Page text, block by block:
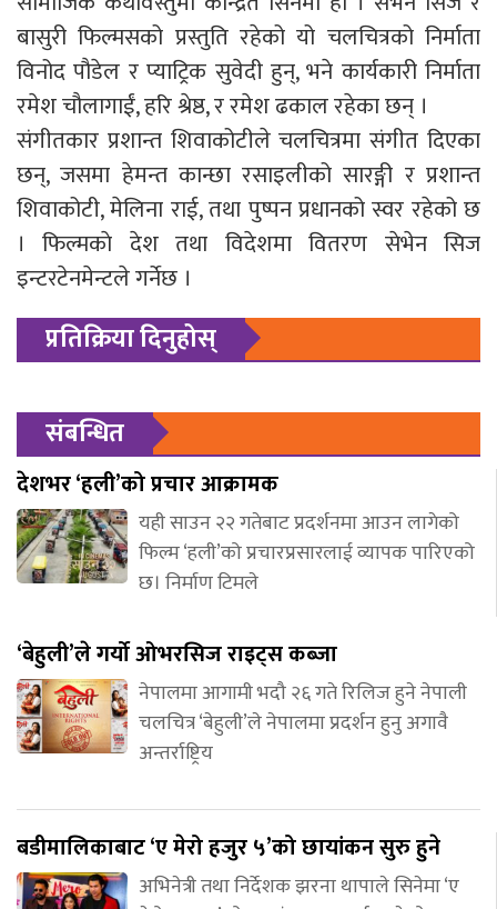
बासुरी फिल्मसको प्रस्तुति रहेको यो चलचित्रको निर्माता
विनोद पौडेल र प्याट्रिक सुवेदी हुन्, भने कार्यकारी निर्माता
रमेश चौलागाईं, हरि श्रेष्ठ, र रमेश ढकाल रहेका छन् ।
संगीतकार प्रशान्त शिवाकोटीले चलचित्रमा संगीत दिएका
छन्, जसमा हेमन्त कान्छा रसाइलीको सारङ्गी र प्रशान्त
शिवाकोटी, मेलिना राई, तथा पुष्पन प्रधानको स्वर रहेको छ
। फिल्मकाे देश तथा विदेशमा वितरण सेभेन सिज
इन्टरटेनमेन्टले गर्नेछ ।
प्रतिक्रिया दिनुहोस्
संबन्धित
देशभर ‘हली’को प्रचार आक्रामक
यही साउन २२ गतेबाट प्रदर्शनमा आउन लागेको
फिल्म ‘हली’को प्रचारप्रसारलाई व्यापक पारिएको
छ। निर्माण टिमले
‘बेहुली’ले गर्यो ओभरसिज राइट्स कब्जा
नेपालमा आगामी भदौ २६ गते रिलिज हुने नेपाली
चलचित्र ‘बेहुली’ले नेपालमा प्रदर्शन हुनु अगावै
अन्तर्राष्ट्रिय
बडीमालिकाबाट ‘ए मेरो हजुर ५’को छायांकन सुरु हुने
अभिनेत्री तथा निर्देशक झरना थापाले सिनेमा ‘ए